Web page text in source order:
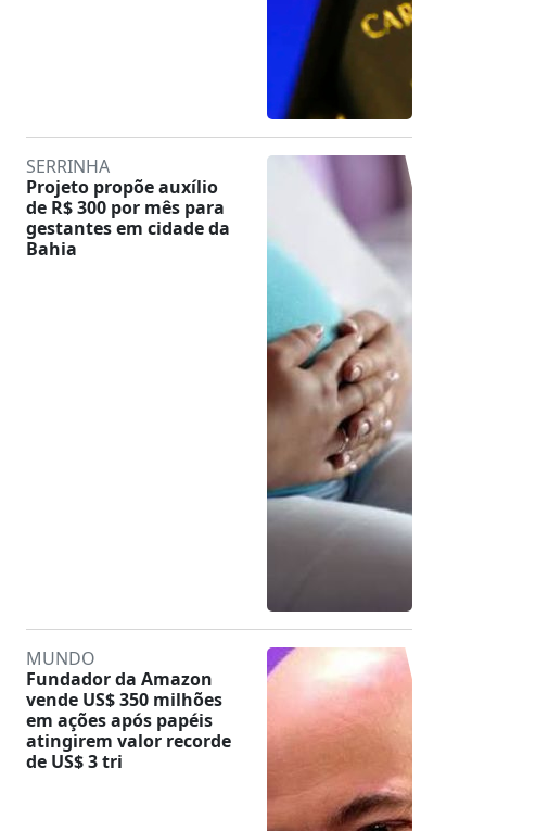
SERRINHA
Projeto propõe auxílio
de R$ 300 por mês para
gestantes em cidade da
Bahia
MUNDO
Fundador da Amazon
vende US$ 350 milhões
em ações após papéis
atingirem valor recorde
de US$ 3 tri